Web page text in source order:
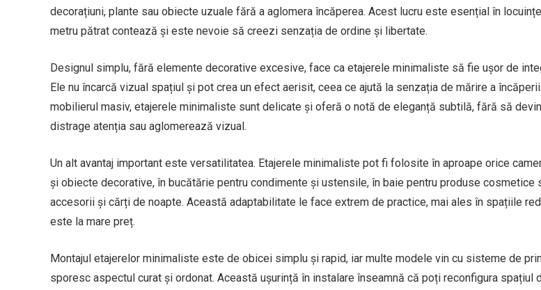
decorațiuni, plante sau obiecte uzuale fără a aglomera încăperea. Acest lucru este esențial în
metru pătrat contează și este nevoie să creezi senzația de ordine și libertate.
Designul simplu, fără elemente decorative excesive, face ca etajerele minimaliste să fie ușor de
Ele nu încarcă vizual spațiul și pot crea un efect aerisit, ceea ce ajută la senzația de mărire a
mobilierul masiv, etajerele minimaliste sunt delicate și oferă o notă de eleganță subtilă, fără să
distrage atenția sau aglomerează vizual.
Un alt avantaj important este versatilitatea. Etajerele minimaliste pot fi folosite în aproape orice
și obiecte decorative, în bucătărie pentru condimente și ustensile, în baie pentru produse cosmetice
accesorii și cărți de noapte. Această adaptabilitate le face extrem de practice, mai ales în spațiile
este la mare preț.
Montajul etajerelor minimaliste este de obicei simplu și rapid, iar multe modele vin cu sisteme de
sporesc aspectul curat și ordonat. Această ușurință în instalare înseamnă că poți reconfigura spațiul